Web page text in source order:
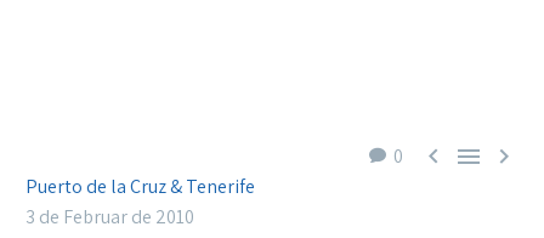
0   
Puerto de la Cruz & Tenerife
3 de Februar de 2010